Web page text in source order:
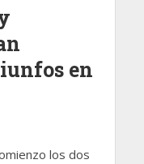
en
los dos